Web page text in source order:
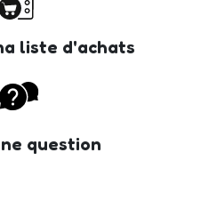
liste d'achats
question